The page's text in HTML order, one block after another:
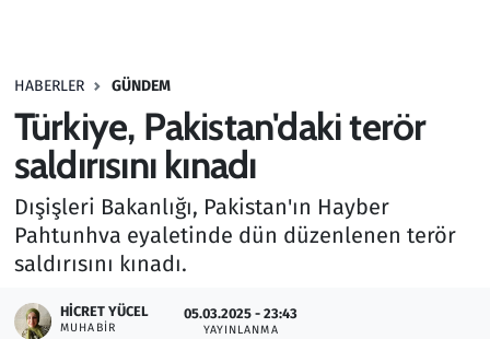
HABERLER GÜNDEM
Türkiye, Pakistan'daki terör
saldırısını kınadı
Dışişleri Bakanlığı, Pakistan'ın Hayber
Pahtunhva eyaletinde dün düzenlenen terör
saldırısını kınadı.
HICRET YÜCEL
MUHABIR
05.03.2025 - 23:43
YAYINLANMA
Haber
Kültür Sanat
Kurumsal Haberler
Lezzet Durağı
Memur ve Kamu